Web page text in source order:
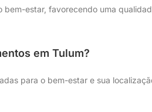
estar, favorecendo uma
em Tulum?
para o bem-estar e sua